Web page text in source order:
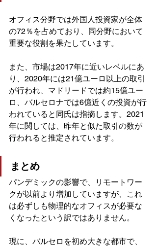
オフィス分野では外国人投資家が全体
の72％を占めており、同分野において
重要な役割を果たしています。
また、市場は2017年に近いレベルにあ
り、2020年には21億ユーロ以上の取引
が行われ、マドリードでは約15億ユー
ロ、バルセロナでは6億近くの投資が行
われていると同氏は指摘します。2021
年に関しては、昨年と似た取引の数が
行われると推定されています。
まとめ
パンデミックの影響で、リモートワー
クが以前より増加していますが、これ
は必ずしも物理的なオフィスが必要な
くなったという訳ではありません。
現に、バルセロを初め大きな都市で、